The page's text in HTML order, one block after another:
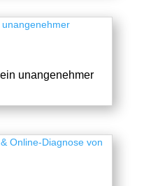
unangenehmer